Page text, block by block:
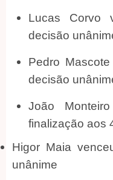
Lucas Corvo
decisão
Pedro
decisão
João
finalização aos
Higor Maia
unânime